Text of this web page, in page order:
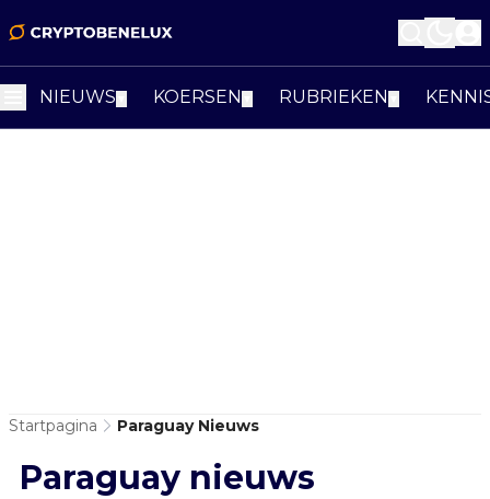
NIEUWS KOERSEN RUBRIEKEN
Startpagina Paraguay Nieuws
Paraguay nieuws